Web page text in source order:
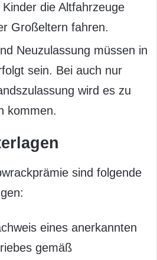
die Altfahrzeuge
Großeltern fahren.
Neuzulassung müssen in
sein. Bei auch nur
wird es zu
kommen.
sind folgende
eines anerkannten
gemäß